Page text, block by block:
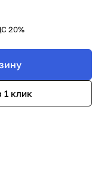
20%
1 клик